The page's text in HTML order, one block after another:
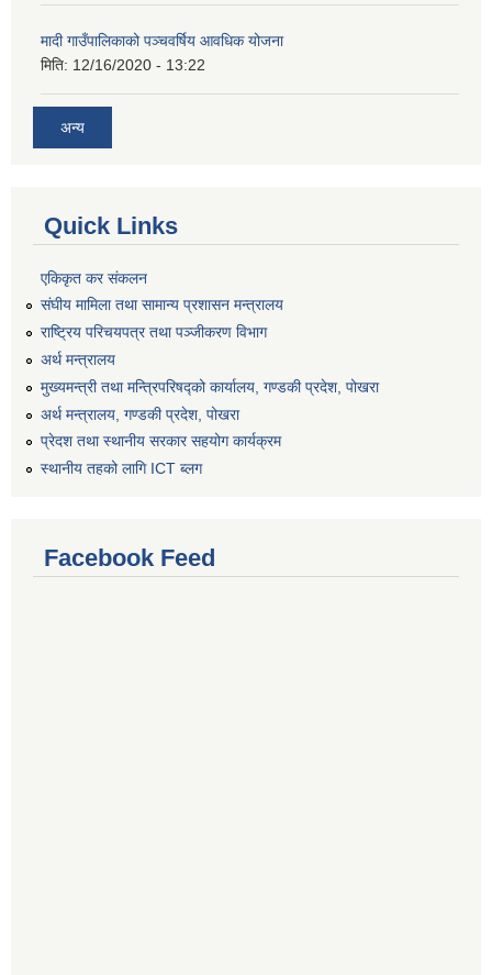
मादी गाउँपालिकाको पञ्चवर्षिय आवधिक योजना
मिति: 12/16/2020 - 13:22
अन्य
Quick Links
एकिकृत कर संकलन
संघीय मामिला तथा सामान्य प्रशासन मन्त्रालय
राष्ट्रिय परिचयपत्र तथा पञ्जीकरण विभाग
अर्थ मन्त्रालय
मुख्यमन्त्री तथा मन्त्रिपरिषद्को कार्यालय, गण्डकी प्रदेश, पोखरा
अर्थ मन्त्रालय, गण्डकी प्रदेश, पोखरा
प्रेदश तथा स्थानीय सरकार सहयोग कार्यक्रम
स्थानीय तहको लागि ICT ब्लग
Facebook Feed